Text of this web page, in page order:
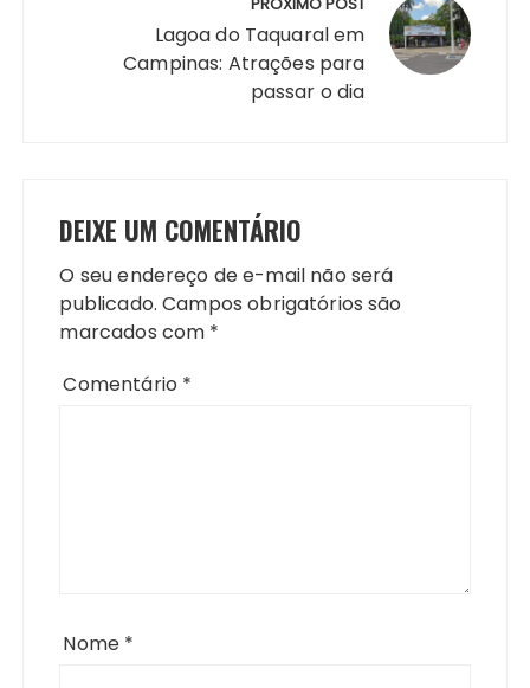
Lagoa do Taquaral em
Campinas: Atrações para
passar o dia
DEIXE UM COMENTÁRIO
O seu endereço de e-mail não será
publicado. Campos obrigatórios são
marcados com *
Comentário *
Nome *